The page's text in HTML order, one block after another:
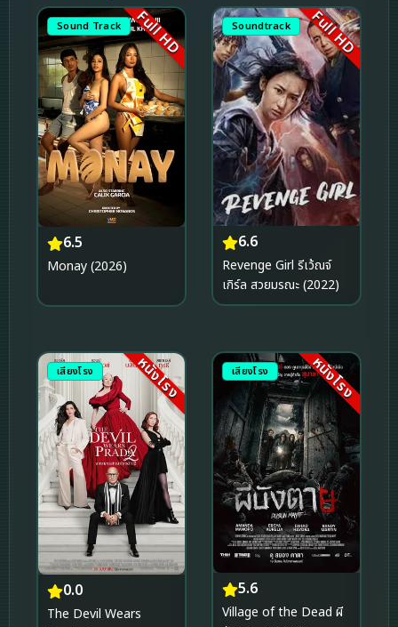
Sound Track Full HD
6.5
Monay (2026)
Soundtrack Full HD
6.6
Revenge Girl รีเว้ณจ์
เกิร์ล สวยมรณะ (2022)
เสียงโรง หนังโรง
0.0
The Devil Wears
เสียงโรง หนังโรง
5.6
Village of the Dead ผี